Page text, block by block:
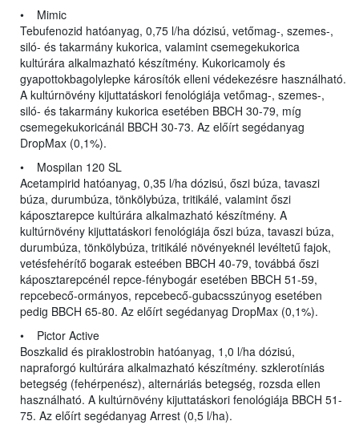
• Mimic
Tebufenozid hatóanyag, 0,75 l/ha dózisú, vetőmag-, szemes-,
siló- és takarmány kukorica, valamint csemegekukorica
kultúrára alkalmazható készítmény. Kukoricamoly és
gyapottokbagolylepke károsítók elleni védekezésre használható.
A kultúrnövény kijuttatáskori fenológiája vetőmag-, szemes-,
siló- és takarmány kukorica esetében BBCH 30-79, míg
csemegekukoricánál BBCH 30-73. Az előírt segédanyag
DropMax (0,1%).
• Mospilan 120 SL
Acetampirid hatóanyag, 0,35 l/ha dózisú, őszi búza, tavaszi
búza, durumbúza, tönkölybúza, tritikálé, valamint őszi
káposztarepce kultúrára alkalmazható készítmény. A
kultúrnövény kijuttatáskori fenológiája őszi búza, tavaszi búza,
durumbúza, tönkölybúza, tritikálé növényeknél levéltetű fajok,
vetésfehérítő bogarak esteében BBCH 40-79, továbbá őszi
káposztarepcénél repce-fénybogár esetében BBCH 51-59,
repcebecő-ormányos, repcebecő-gubacsszúnyog esetében
pedig BBCH 65-80. Az előírt segédanyag DropMax (0,1%).
• Pictor Active
Boszkalid és piraklostrobin hatóanyag, 1,0 l/ha dózisú,
napraforgó kultúrára alkalmazható készítmény. szklerotíniás
betegség (fehérpenész), alternáriás betegség, rozsda ellen
használható. A kultúrnövény kijuttatáskori fenológiája BBCH 51-
75. Az előírt segédanyag Arrest (0,5 l/ha).